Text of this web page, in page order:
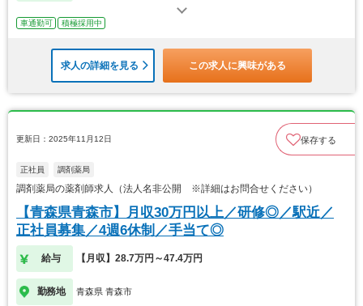
車通勤可 積極採用中
求人の詳細を見る この求人に興味がある
更新日：2025年11月12日 保存する
正社員 調剤薬局
調剤薬局の薬剤師求人（法人名非公開 ※詳細はお問合せください）
【青森県青森市】月収30万円以上／研修◎／駅近／
正社員募集／4週6休制／手当て◎
給与 【月収】28.7万円～47.4万円
勤務地 青森県 青森市